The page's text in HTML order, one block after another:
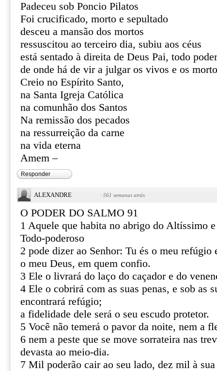
Padeceu sob Poncio Pilatos
Foi crucificado, morto e sepultado
desceu a mansão dos mortos
ressuscitou ao terceiro dia, subiu aos céus
está sentado à direita de Deus Pai, todo
de onde há de vir a julgar os vivos e os
Creio no Espírito Santo,
na Santa Igreja Católica
na comunhão dos Santos
Na remissão dos pecados
na ressurreição da carne
na vida eterna
Amem –
Responder
ALEXANDRE · 561 semanas atrás
O PODER DO SALMO 91
1 Aquele que habita no abrigo do Altíssimo
Todo-poderoso
2 pode dizer ao Senhor: Tu és o meu refúgio
o meu Deus, em quem confio.
3 Ele o livrará do laço do caçador e do
4 Ele o cobrirá com as suas penas, e sob as
encontrará refúgio;
a fidelidade dele será o seu escudo protetor.
5 Você não temerá o pavor da noite, nem a
6 nem a peste que se move sorrateira nas
devasta ao meio-dia.
7 Mil poderão cair ao seu lado, dez mil à